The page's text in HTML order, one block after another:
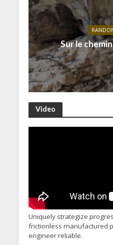
Sur le
Video
Uniquely strategize
frictionless manufactured
engineer reliable.